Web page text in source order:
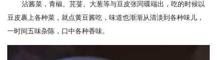
沾酱菜，青椒、芫荽、大葱等与豆皮张同碟端出，吃的时候以
豆皮裹上各种菜，就点黄豆酱吃，味道也渐渐从清淡到各种味儿，
一时间五味杂陈，口中各种香味。